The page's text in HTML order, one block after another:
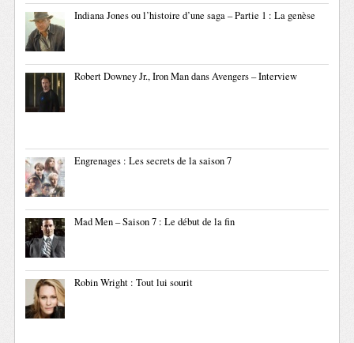
Indiana Jones ou l’histoire d’une saga – Partie 1 : La genèse
Robert Downey Jr., Iron Man dans Avengers – Interview
Engrenages : Les secrets de la saison 7
Mad Men – Saison 7 : Le début de la fin
Robin Wright : Tout lui sourit